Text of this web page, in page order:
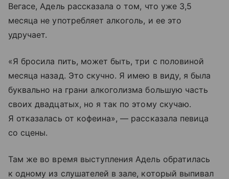
Вегасе, Адель рассказала о том, что уже 3,5
месяца не употребляет алкоголь, и ее это
удручает.
«Я бросила пить, может быть, три с половиной
месяца назад. Это скучно. Я имею в виду, я была
буквально на грани алкоголизма большую часть
своих двадцатых, но я так по этому скучаю.
Я отказалась от кофеина», — рассказала певица
со сцены.
Там же во время выступления Адель обратилась
к одному из слушателей в зале, который выпивал